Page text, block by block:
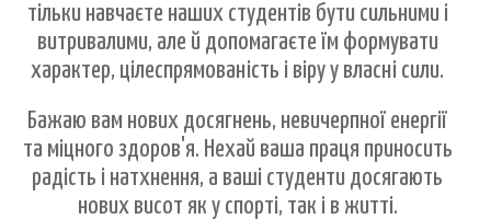
тільки навчаєте наших студентів бути сильними і
витривалими, але й допомагаєте їм формувати
характер, цілеспрямованість і віру у власні сили.
Бажаю вам нових досягнень, невичерпної енергії
та міцного здоров'я. Нехай ваша праця приносить
радість і натхнення, а ваші студенти досягають
нових висот як у спорті, так і в житті.